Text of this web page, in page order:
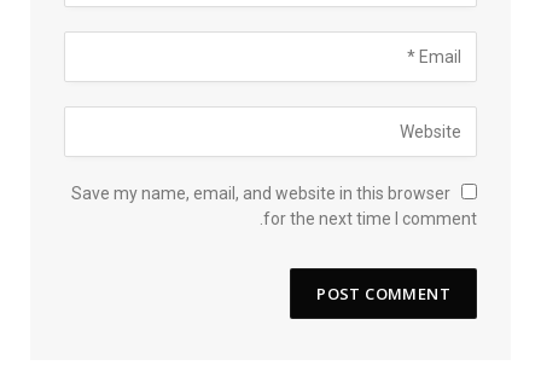
Save my name, email, and website in this browser
for the next time I comment.